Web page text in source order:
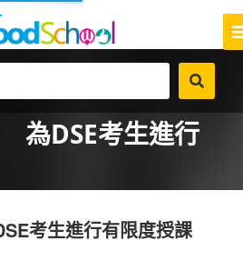
為DSE考生進行
考生進行有限度授課